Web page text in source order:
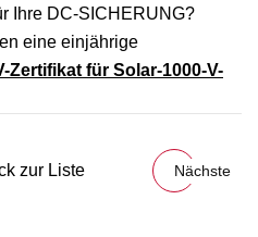
Ihre DC-SICHERUNG?
eine einjährige
Zertifikat für Solar-1000-V-
zur Liste Nächste